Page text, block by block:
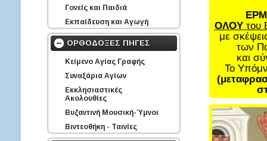
Γονείς και Παιδιά
Εκπαίδευση και Αγωγή
ΟΡΘΟΔΟΞΕΣ ΠΗΓΕΣ
Κείμενο Αγίας Γραφής
Συναξάρια Αγίων
Εκκλησιαστικές
Ακολουθίες
Βυζαντινή Μουσική-Ύμνοι
Βιντεοθήκη - Ταινίες
ΟΛΟΥτου
με
των
και
Το